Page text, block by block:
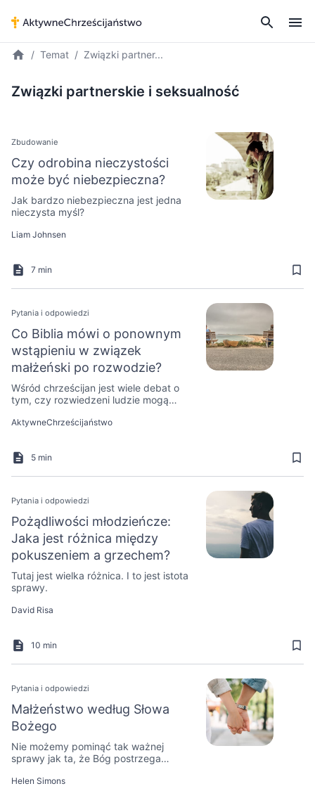
Temat Związki partner...
Związki partnerskie i seksualność
Zbudowanie
Czy odrobina nieczystości
może być niebezpieczna?
Jak bardzo niebezpieczna jest jedna
nieczysta myśl?
Liam Johnsen
7 min
Pytania i odpowiedzi
Co Biblia mówi o ponownym
wstąpieniu w związek
małżeński po rozwodzie?
Wśród chrześcijan jest wiele debat o
tym, czy rozwiedzeni ludzie mogą
małżeński. A co Słowo Boże mówi na
AktywneChrześcijaństwo
5 min
Pytania i odpowiedzi
Pożądliwości młodzieńcze:
Jaka jest różnica między
pokuszeniem a grzechem?
Tutaj jest wielka różnica. I to jest istota
sprawy.
David Risa
10 min
Pytania i odpowiedzi
Małżeństwo według Słowa
Bożego
Nie możemy pominąć tak ważnej
sprawy jak ta, że Bóg postrzega
związek!
Helen Simons